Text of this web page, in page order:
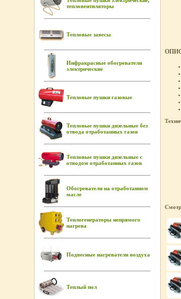
тепловентиляторы
Тепловые завесы
Инфракрасные обогреватели
электрические
Тепловые пушки газовые
Тепловые пушки дизельные без
отвода отработанных газов
Тепловые пушки дизельные с
отводом отработанных газов
Обогреватели на отработанном
масле
Теплогенераторы непрямого
нагрева
Подвесные нагреватели воздуха
Теплый пол